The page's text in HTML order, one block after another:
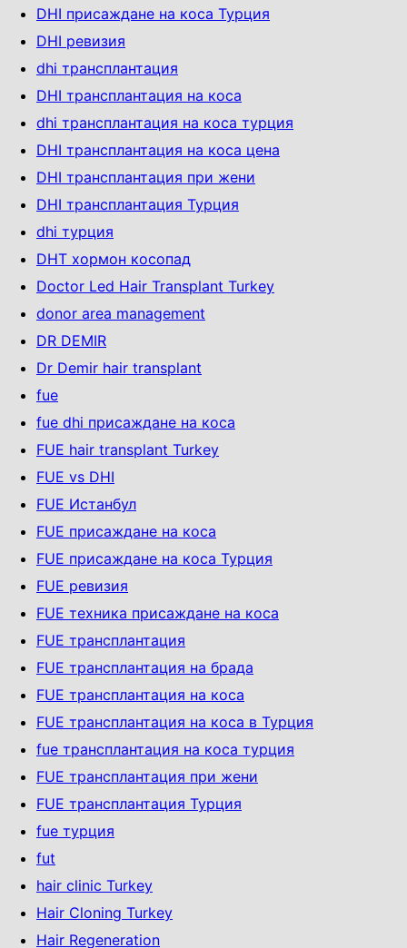
DHI присаждане на коса Турция
DHI ревизия
dhi трансплантация
DHI трансплантация на коса
dhi трансплантация на коса турция
DHI трансплантация на коса цена
DHI трансплантация при жени
DHI трансплантация Турция
dhi турция
DHT хормон косопад
Doctor Led Hair Transplant Turkey
donor area management
DR DEMIR
Dr Demir hair transplant
fue
fue dhi присаждане на коса
FUE hair transplant Turkey
FUE vs DHI
FUE Истанбул
FUE присаждане на коса
FUE присаждане на коса Турция
FUE ревизия
FUE техника присаждане на коса
FUE трансплантация
FUE трансплантация на брада
FUE трансплантация на коса
FUE трансплантация на коса в Турция
fue трансплантация на коса турция
FUE трансплантация при жени
FUE трансплантация Турция
fue турция
fut
hair clinic Turkey
Hair Cloning Turkey
Hair Regeneration